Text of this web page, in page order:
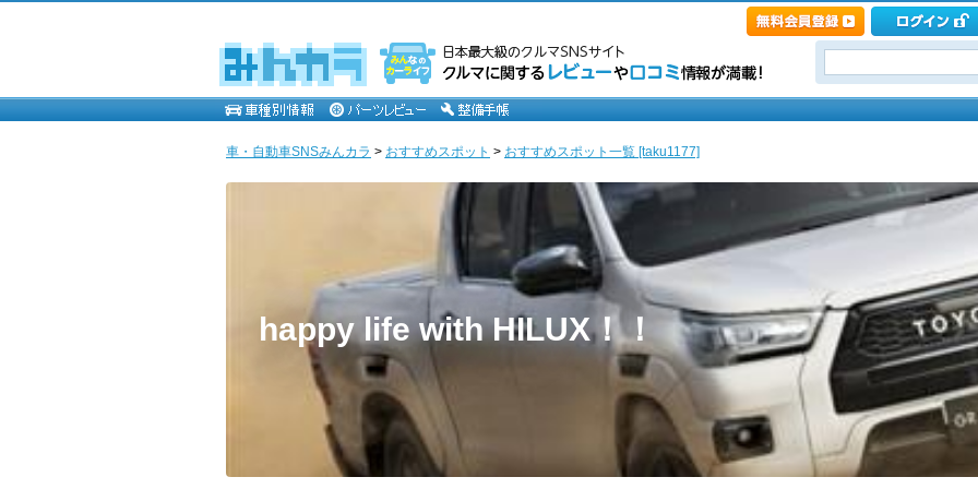
車・自動車SNSみんカラ > おすすめスポット > おすすめスポット一覧 [taku1177]
happy life with HILUX！！